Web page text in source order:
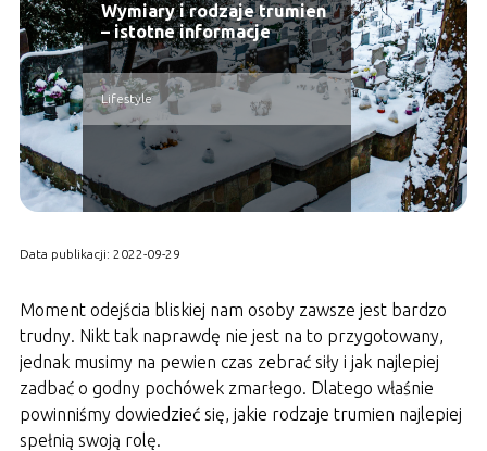
Wymiary i rodzaje trumien
– istotne informacje
Lifestyle
Data publikacji: 2022-09-29
Moment odejścia bliskiej nam osoby zawsze jest bardzo
trudny. Nikt tak naprawdę nie jest na to przygotowany,
jednak musimy na pewien czas zebrać siły i jak najlepiej
zadbać o godny pochówek zmarłego. Dlatego właśnie
powinniśmy dowiedzieć się, jakie rodzaje trumien najlepiej
spełnią swoją rolę.